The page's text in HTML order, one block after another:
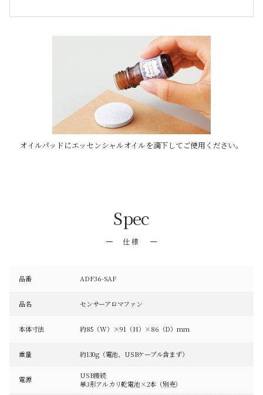
オイルパッドにエッセンシャルオイルを滴下してご使用ください。
Spec
仕様
品番 ADF36-SAF
品名 センサーアロマファン
本体寸法 約85（W）×91（H）×86（D）mm
重量 約130g（電池、USBケーブル含まず）
電源
USB接続
単3形アルカリ乾電池×2本（別売）